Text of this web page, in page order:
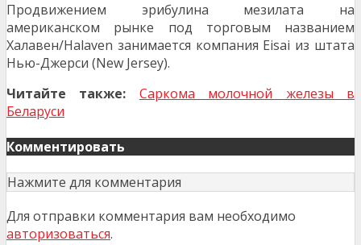
Продвижением эрибулина мезилата на
американском рынке под торговым названием
Халавен/Halaven занимается компания Eisai из штата
Нью-Джерси (New Jersey).
Читайте также:
Саркома молочной железы в
Беларуси
Комментировать
Нажмите для комментария
Для отправки комментария вам необходимо
авторизоваться.